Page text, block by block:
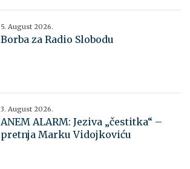
5. August 2026.
Borba za Radio Slobodu
3. August 2026.
ANEM ALARM: Jeziva „čestitka“ –
pretnja Marku Vidojkoviću